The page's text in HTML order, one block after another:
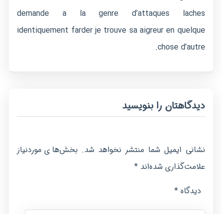
demande a la genre d’attaques laches
identiquement farder je trouve sa aigreur en quelque
chose d’autre.
دیدگاهتان را بنویسید
نشانی ایمیل شما منتشر نخواهد شد. بخش‌های موردنیاز
علامت‌گذاری شده‌اند*
دیدگاه *